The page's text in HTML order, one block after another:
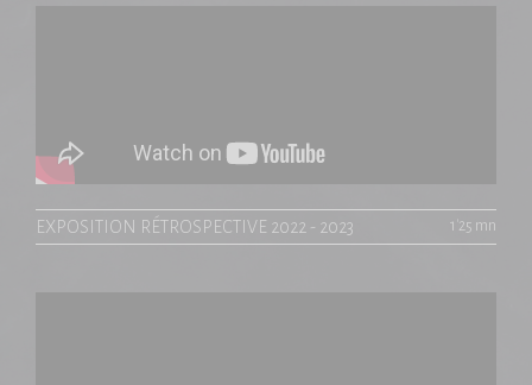
EXPOSITION RÉTROSPECTIVE 2022 - 2023 1'25 mn